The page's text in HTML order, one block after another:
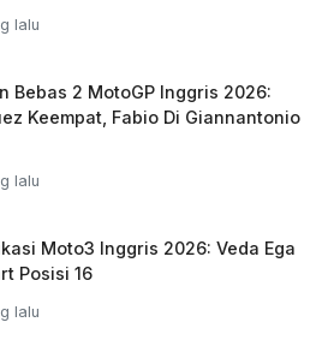
lalu
Bebas 2 MotoGP Inggris 2026:
Keempat, Fabio Di Giannantonio
lalu
Moto3 Inggris 2026: Veda Ega
Posisi 16
lalu